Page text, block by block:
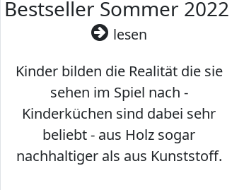
Bestseller Sommer 2022
lesen
Kinder bilden die Realität die sie
sehen im Spiel nach -
Kinderküchen sind dabei sehr
beliebt - aus Holz sogar
nachhaltiger als aus Kunststoff.